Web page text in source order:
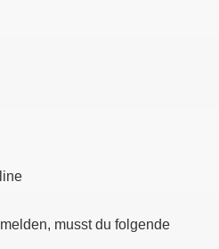
musst du folgende